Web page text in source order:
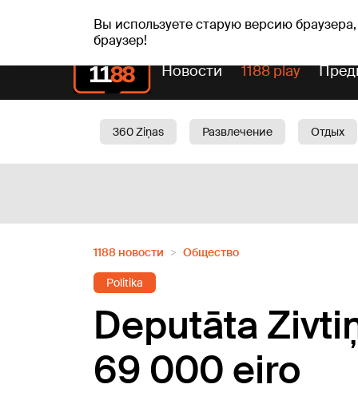
Вы используете старую версию
браузер!
сб, 08.08.2026. +18°C Mudīte, Vladislava,
Новости 1188 play
360 Ziņas Развлечение
Отдых
1188 новости Oбщество
Politika
Deputāta
69 000 eiro